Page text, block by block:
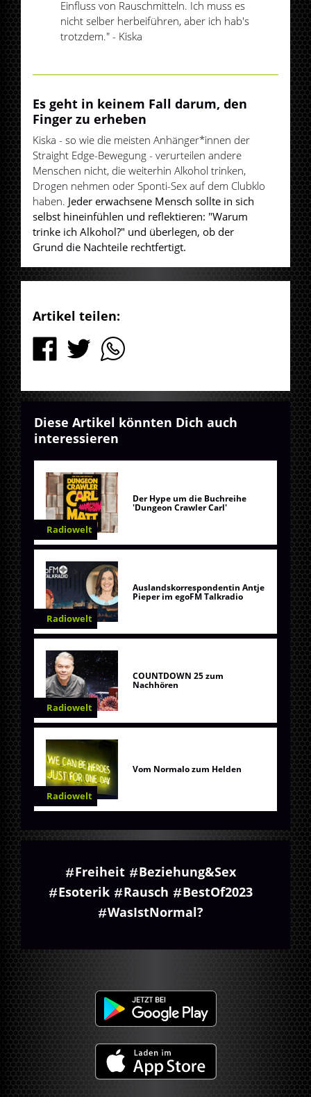
Einfluss von Rauschmitteln. Ich muss es
nicht selber herbeiführen, aber ich hab's
trotzdem." - Kiska
Es geht in keinem Fall darum, den
Finger zu erheben
Kiska - so wie die meisten Anhänger*innen der
Straight Edge-Bewegung - verurteilen andere
Menschen nicht, die weiterhin Alkohol trinken,
Drogen nehmen oder Sponti-Sex auf dem Clubklo
haben. Jeder erwachsene Mensch sollte in sich
selbst hineinfühlen und reflektieren: "Warum
trinke ich Alkohol?" und überlegen, ob der
Grund die Nachteile rechtfertigt.
Artikel teilen:
Diese Artikel könnten Dich auch
interessieren
Radiowelt
Der Hype um die Buchreihe
'Dungeon Crawler Carl'
Radiowelt
Auslandskorrespondentin Antje
Pieper im egoFM Talkradio
Radiowelt
COUNTDOWN 25 zum
Nachhören
Radiowelt
Vom Normalo zum Helden
Freiheit
Beziehung&Sex
Esoterik
Rausch
BestOf2023
WasIstNormal?